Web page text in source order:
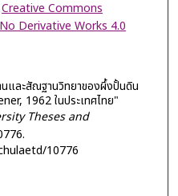
Creative Commons
Derivative Works 4.0
ละสัณฐานวิทยาของผึ้งปั้นดิน
1962 ในประเทศไทย"
Theses and
10776